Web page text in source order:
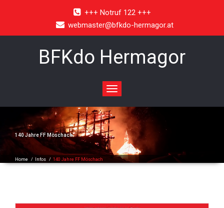
+++ Notruf 122 +++
webmaster@bfkdo-hermagor.at
BFKdo Hermagor
Toggle
navigation
140 Jahre FF Möschach
Home / Infos / 140 Jahre FF Möschach